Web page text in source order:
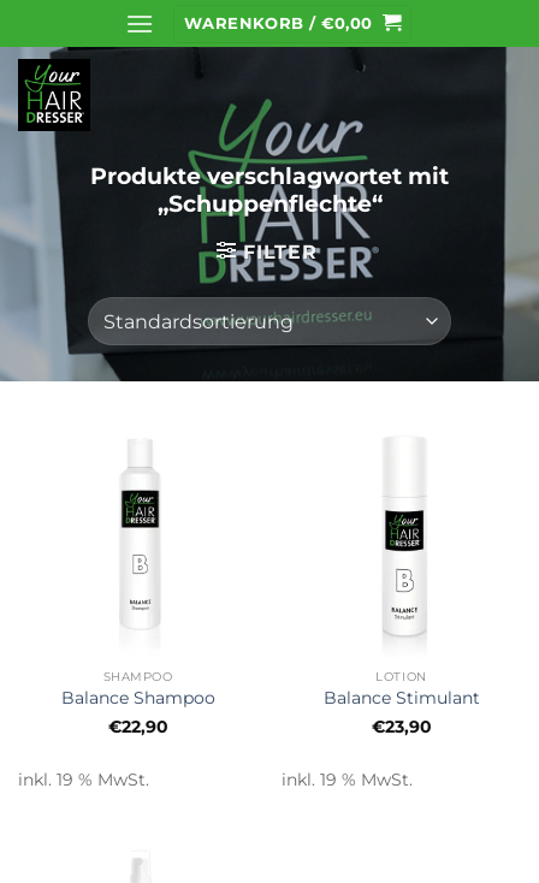
Inhalt
springen
WARENKORB / €0,00
Produkte verschlagwortet mit
„Schuppenflechte“
FILTER
SHAMPOO
Balance Shampoo
€22,90
inkl. 19 % MwSt.
LOTION
Balance Stimulant
€23,90
inkl. 19 % MwSt.